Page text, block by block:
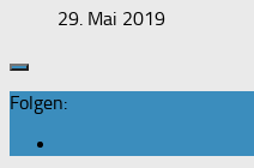
29. Mai 2019
Folgen: